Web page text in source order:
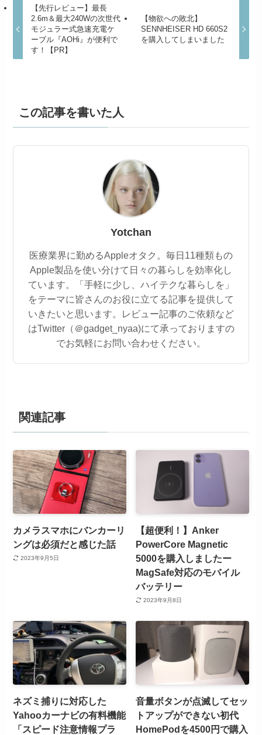
【先行レビュー】最長
2.6m＆最大240Wの次世代
モジュラー式急速充電ケ
ーブル『AOHi』が便利で
す！【PR】
【物欲への敗北】
SENNHEISER HD 660S2
を購入してしまいました
この記事を書いた人
Yotchan
医療業界に勤めるAppleオタク。毎日11種類もの
Apple製品を使い分けて日々の暮らしを効率化し
ています。「手軽に少し、ハイテクな暮らしを」
をテーマに皆さんのお役に立てる記事を提供して
いきたいと思います。レビュー記事のご依頼など
はTwitter（＠gadget_nyaa)にて承っておりますの
でお気軽にお問い合わせください。
関連記事
カメラスマホにバンカーリ
ングは必須だと感じた話
2023年9月5日
【超便利！】Anker
PowerCore Magnetic
5000を購入しましたー
MagSafe対応のモバイル
バッテリー
2023年9月8日
ネズミ捕りに対応した
Yahooカーナビの有料機能
「スピード注意情報プラ
音量ボタンが点滅してセッ
トアップができない初代
HomePodを4500円で購入